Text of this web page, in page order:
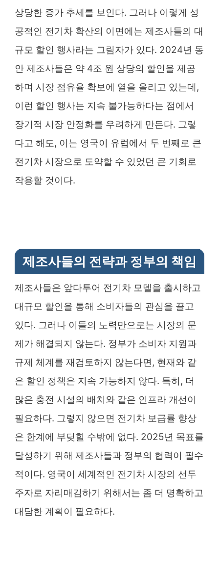
상당한 증가 추세를 보인다. 그러나 이렇게 성
공적인 전기차 확산의 이면에는 제조사들의 대
규모 할인 행사라는 그림자가 있다. 2024년 동
안 제조사들은 약 4조 원 상당의 할인을 제공
하며 시장 점유율 확보에 열을 올리고 있는데,
이런 할인 행사는 지속 불가능하다는 점에서
장기적 시장 안정화를 우려하게 만든다. 그렇
다고 해도, 이는 영국이 유럽에서 두 번째로 큰
전기차 시장으로 도약할 수 있었던 큰 기회로
작용할 것이다.
제조사들의 전략과 정부의 책임
제조사들은 앞다투어 전기차 모델을 출시하고
대규모 할인을 통해 소비자들의 관심을 끌고
있다. 그러나 이들의 노력만으로는 시장의 문
제가 해결되지 않는다. 정부가 소비자 지원과
규제 체계를 재검토하지 않는다면, 현재와 같
은 할인 정책은 지속 가능하지 않다. 특히, 더
많은 충전 시설의 배치와 같은 인프라 개선이
필요하다. 그렇지 않으면 전기차 보급률 향상
은 한계에 부딪힐 수밖에 없다. 2025년 목표를
달성하기 위해 제조사들과 정부의 협력이 필수
적이다. 영국이 세계적인 전기차 시장의 선두
주자로 자리매김하기 위해서는 좀 더 명확하고
대담한 계획이 필요하다.